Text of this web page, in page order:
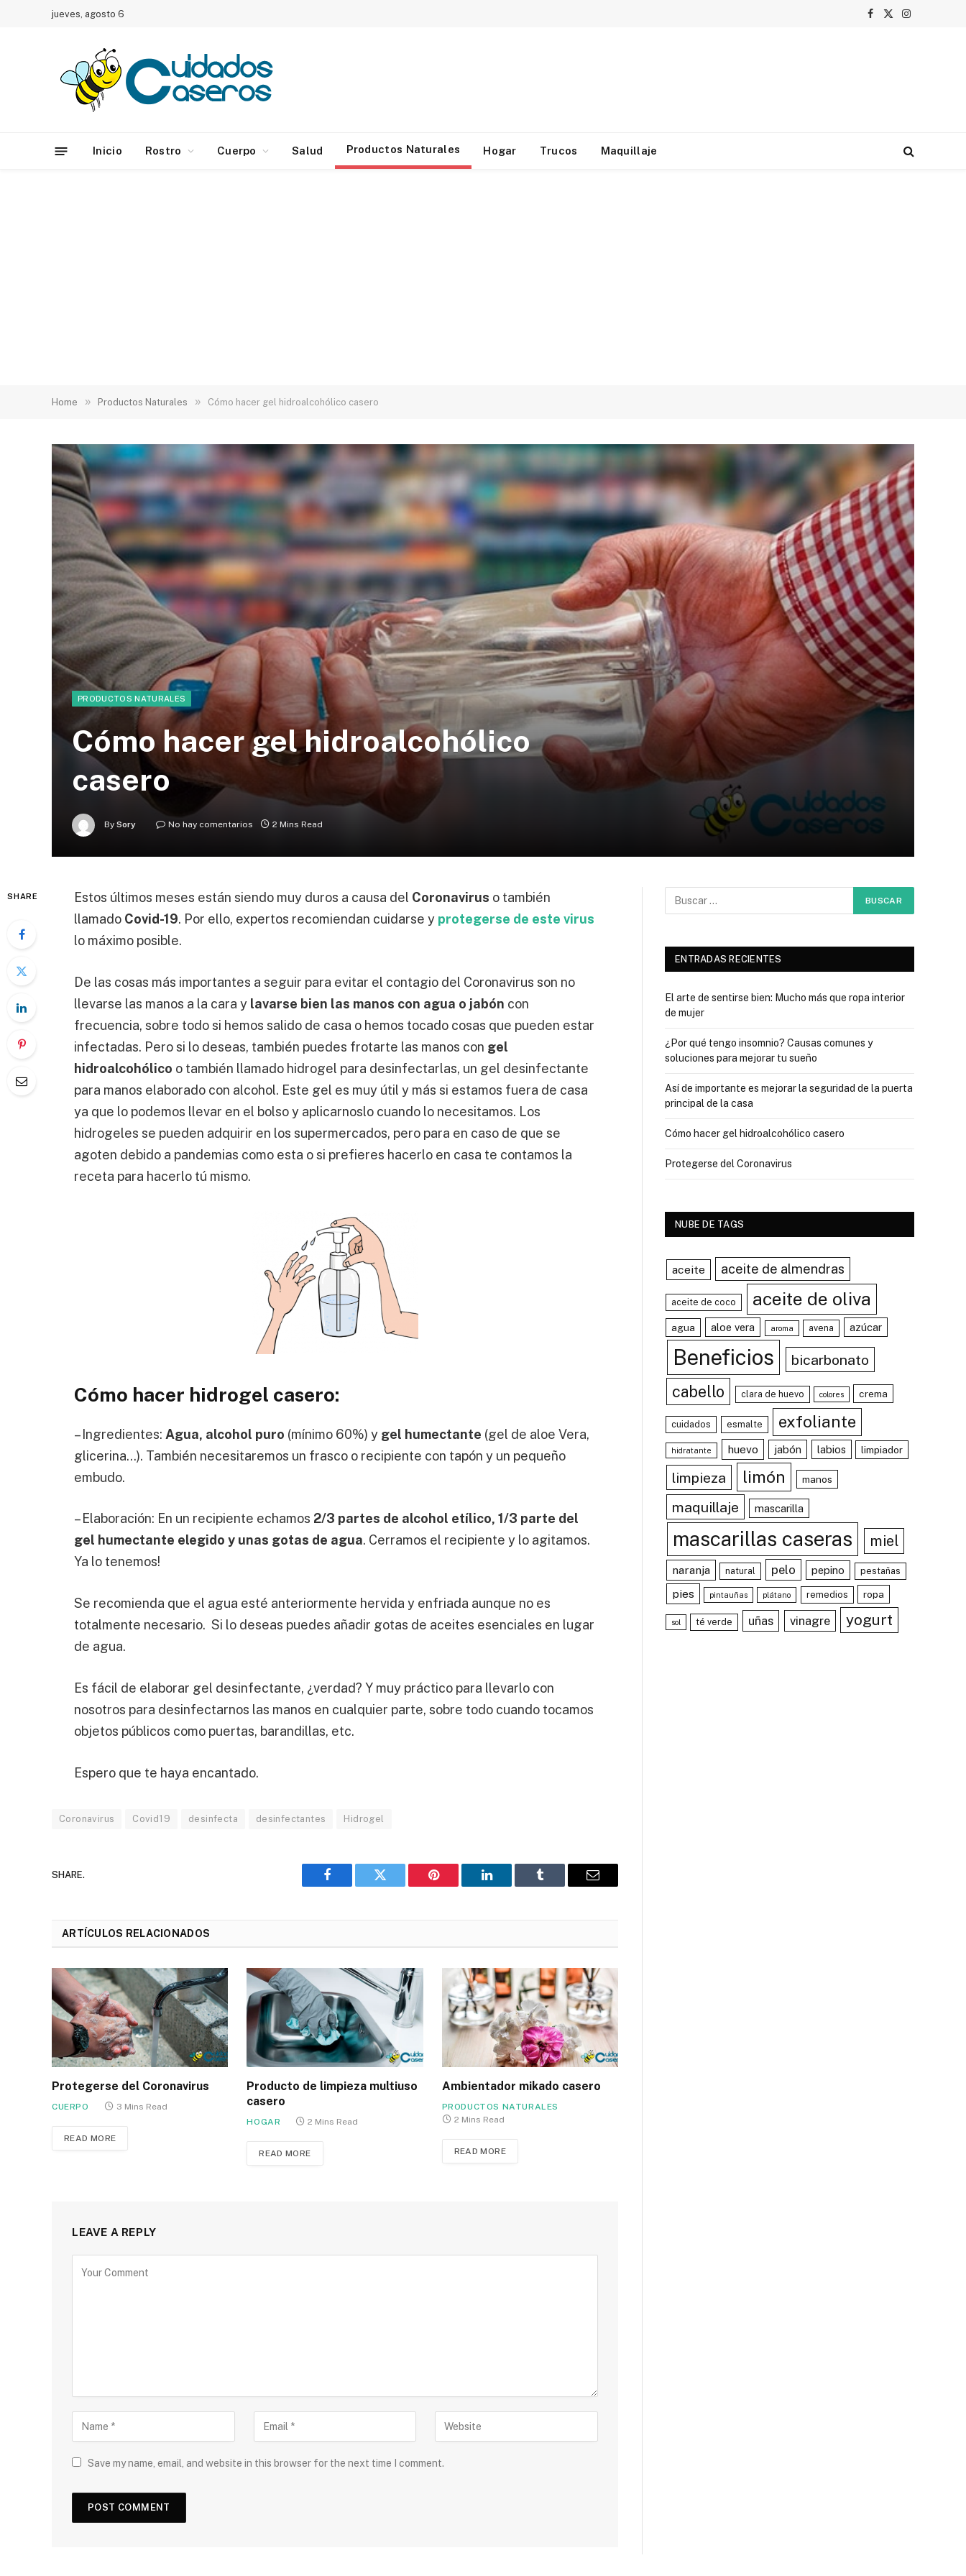
jueves, agosto 6
Facebook
X
Instagram
Inicio Rostro Cuerpo Salud Productos Naturales Hogar Trucos Maquillaje
Home » Productos Naturales » Cómo hacer gel hidroalcohólico casero
PRODUCTOS NATURALES
Cómo hacer gel hidroalcohólico
casero
By Sory No hay comentarios 2 Mins Read
SHARE Estos últimos meses están siendo muy duros a causa del Coronavirus o también
llamado Covid-19. Por ello, expertos recomiendan cuidarse y protegerse de este virus
lo máximo posible.
De las cosas más importantes a seguir para evitar el contagio del Coronavirus son no
llevarse las manos a la cara y lavarse bien las manos con agua o jabón con
frecuencia, sobre todo si hemos salido de casa o hemos tocado cosas que pueden estar
infectadas. Pero si lo deseas, también puedes frotarte las manos con gel
hidroalcohólico o también llamado hidrogel para desinfectarlas, un gel desinfectante
para manos elaborado con alcohol. Este gel es muy útil y más si estamos fuera de casa
ya que lo podemos llevar en el bolso y aplicarnoslo cuando lo necesitamos. Los
hidrogeles se pueden adquirir en los supermercados, pero para en caso de que se
agoten debido a pandemias como esta o si prefieres hacerlo en casa te contamos la
receta para hacerlo tú mismo.
Cómo hacer hidrogel casero:
– Ingredientes: Agua, alcohol puro (mínimo 60%) y gel humectante (gel de aloe Vera,
glicerina…). También necesitaremos un frasco o recipiente con tapón y un pequeño
embudo.
– Elaboración: En un recipiente echamos 2/3 partes de alcohol etílico, 1/3 parte del
gel humectante elegido y unas gotas de agua. Cerramos el recipiente y lo agitamos.
Ya lo tenemos!
Se recomienda que el agua esté anteriormente hervida y enfriada aunque no es
totalmente necesario. Si lo deseas puedes añadir gotas de aceites esenciales en lugar
de agua.
Es fácil de elaborar gel desinfectante, ¿verdad? Y muy práctico para llevarlo con
nosotros para desinfectarnos las manos en cualquier parte, sobre todo cuando tocamos
objetos públicos como puertas, barandillas, etc.
Espero que te haya encantado.
Coronavirus Covid19 desinfecta desinfectantes Hidrogel
SHARE.
Facebook Twitter Pinterest LinkedIn Tumblr Email
ARTÍCULOS RELACIONADOS
Protegerse del Coronavirus
CUERPO 3 Mins Read
READ MORE
Producto de limpieza multiuso
casero
HOGAR 2 Mins Read
READ MORE
Ambientador mikado casero
PRODUCTOS NATURALES
2 Mins Read
READ MORE
LEAVE A REPLY
Save my name, email, and website in this browser for the next time I comment.
ENTRADAS RECIENTES
El arte de sentirse bien: Mucho más que ropa interior
de mujer
¿Por qué tengo insomnio? Causas comunes y
soluciones para mejorar tu sueño
Así de importante es mejorar la seguridad de la puerta
principal de la casa
Cómo hacer gel hidroalcohólico casero
Protegerse del Coronavirus
NUBE DE TAGS
aceite aceite de almendras
aceite de coco aceite de oliva
agua aloe vera aroma avena azúcar
Beneficios bicarbonato
cabello clara de huevo colores crema
cuidados esmalte exfoliante
hidratante huevo jabón labios limpiador
limpieza limón manos
maquillaje mascarilla
mascarillas caseras miel
naranja natural pelo pepino pestañas
pies pintauñas plátano remedios ropa
sol té verde uñas vinagre yogurt